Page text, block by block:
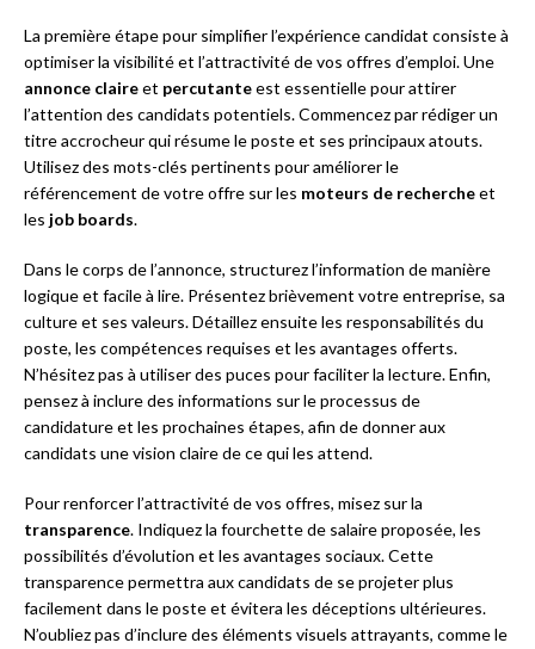
La première étape pour simplifier l’expérience candidat consiste à
optimiser la visibilité et l’attractivité de vos offres d’emploi. Une
annonce claireet percutanteest essentielle pour attirer
l’attention des candidats potentiels. Commencez par rédiger un
titre accrocheur qui résume le poste et ses principaux atouts.
Utilisez des mots-clés pertinents pour améliorer le
référencement de votre offre sur les moteurs de rechercheet
les job boards.
Dans le corps de l’annonce, structurez l’information de manière
logique et facile à lire. Présentez brièvement votre entreprise, sa
culture et ses valeurs. Détaillez ensuite les responsabilités du
poste, les compétences requises et les avantages offerts.
N’hésitez pas à utiliser des puces pour faciliter la lecture. Enfin,
pensez à inclure des informations sur le processus de
candidature et les prochaines étapes, afin de donner aux
candidats une vision claire de ce qui les attend.
Pour renforcer l’attractivité de vos offres, misez sur la
transparence. Indiquez la fourchette de salaire proposée, les
possibilités d’évolution et les avantages sociaux. Cette
transparence permettra aux candidats de se projeter plus
facilement dans le poste et évitera les déceptions ultérieures.
N’oubliez pas d’inclure des éléments visuels attrayants, comme le